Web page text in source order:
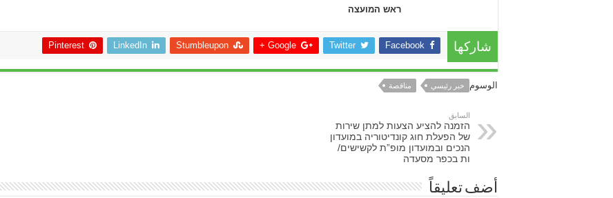
ראש המועצה
شاركها Facebook
Twitter
Google +
Stumbleupon
LinkedIn
Pinterest
الوسوم خبر رئيسي مناقصة
السابق
הזמנה להציע הצעות למתן שירות
של הפעלת חוג קונדיטוריה במועדון
הנכים ובמועדון מופ”ת לקשישים/
ות בכפר מסעדה
أضف تعليقاً